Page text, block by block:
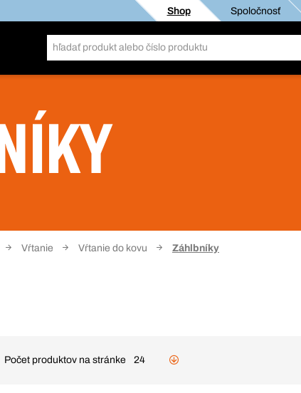
Shop Spoločnosť
Vŕtanie Vŕtanie do kovu Záhlbníky
Počet produktov na stránke 24